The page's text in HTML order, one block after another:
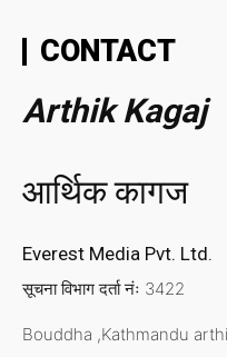
CONTACT
Arthik Kagaj
आर्थिक कागज
Everest Media Pvt. Ltd.
सूचना विभाग दर्ता नंः 3422
Bouddha ,Kathmandu